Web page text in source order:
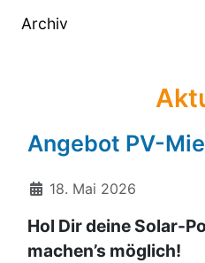
Archiv
Angebot PV-
Details18. Mai 2026
Hol Dir deine Solar-
machen’s möglich!